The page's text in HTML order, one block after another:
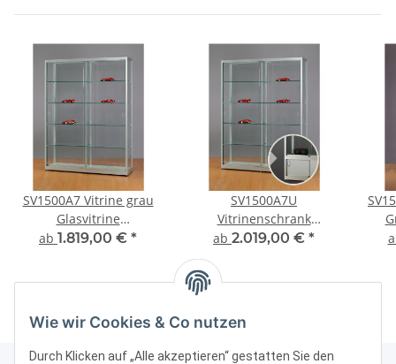
Wie wir Cookies & Co nutzen
Durch Klicken auf „Alle akzeptieren“ gestatten Sie den
SV1500A7 Vitrine grau
Glasvitrine
Ausstellungsvitrine
ab 1.819,00 € *
SV1500A7U
Vitrinenschrank
Glasvitrine Vitrine mit
Unterschrank grau alu
silber Glasvitrine
Ausstellungsvitrine
abschließbar
Vitrinenschrank
ab 2.019,00 € *